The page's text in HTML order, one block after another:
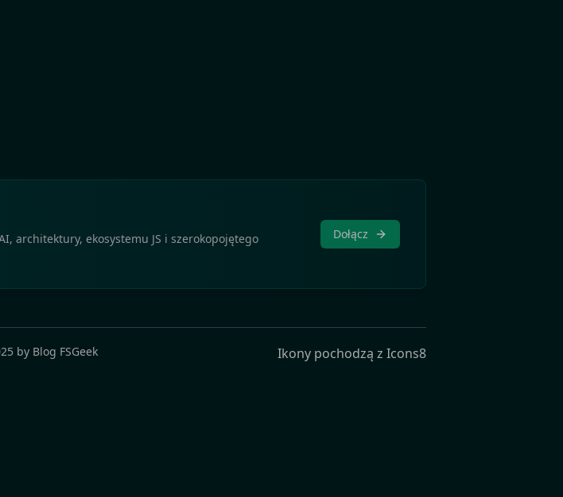
architektury, ekosystemu JS i szerokopojętego
Dołącz
by Blog FSGeek Ikony pochodzą z Icons8